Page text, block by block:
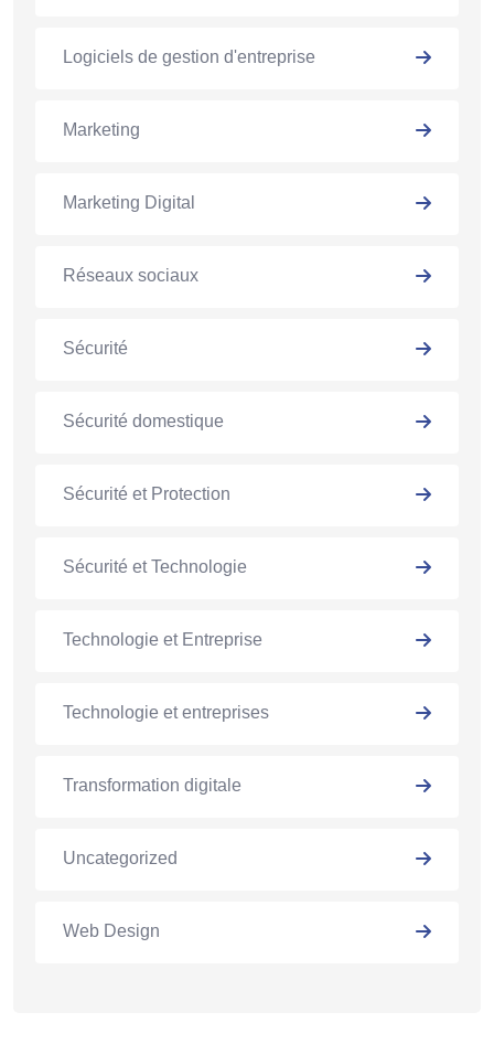
Logiciels de gestion d'entreprise
Marketing
Marketing Digital
Réseaux sociaux
Sécurité
Sécurité domestique
Sécurité et Protection
Sécurité et Technologie
Technologie et Entreprise
Technologie et entreprises
Transformation digitale
Uncategorized
Web Design